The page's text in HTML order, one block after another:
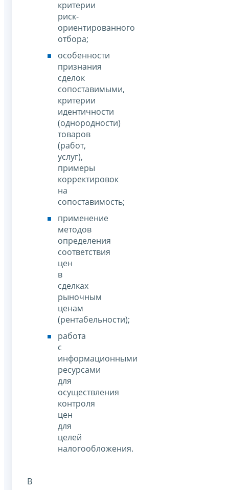
критерии
риск-
ориентированного
отбора;
особенности
признания
сделок
сопоставимыми,
критерии
идентичности
(однородности)
товаров
(работ,
услуг),
примеры
корректировок
на
сопоставимость;
применение
методов
определения
соответствия
цен
в
сделках
рыночным
ценам
(рентабельности);
работа
с
информационными
ресурсами
для
осуществления
контроля
цен
для
целей
налогообложения.
В